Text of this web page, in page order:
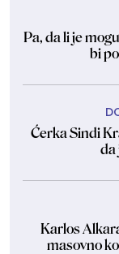
Pa, da li je
bi
Ćerka Sindi
da
Karlos
masovno